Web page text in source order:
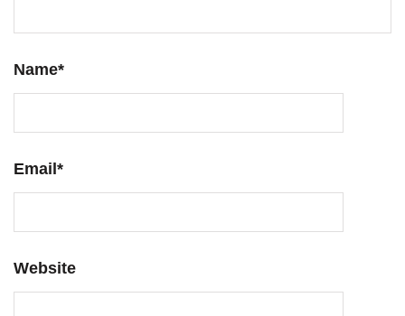
Name*
Email *
Website